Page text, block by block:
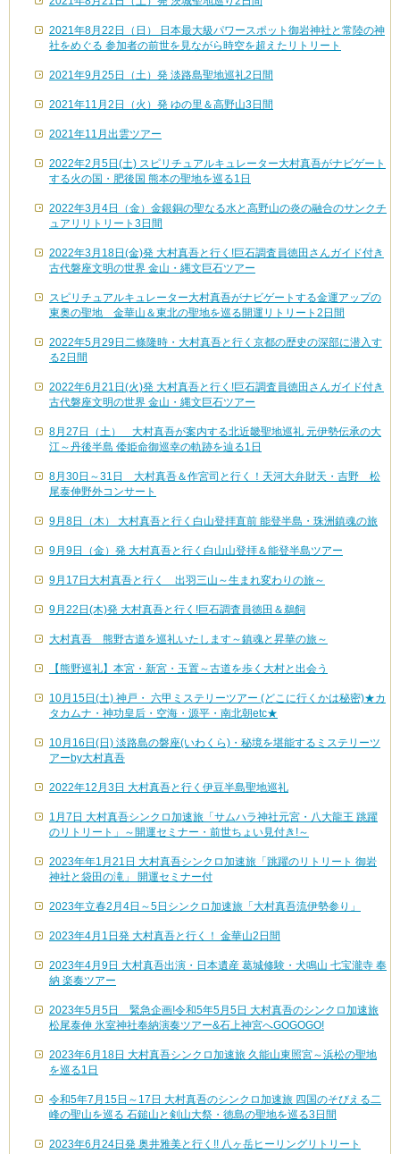
2021年8月22日（日） 日本最大級パワースポット御岩神社と常陸の神
社をめぐる 参加者の前世を見ながら時空を超えたリトリート
2021年9月25日（土）発 淡路島聖地巡礼2日間
2021年11月2日（火）発 ゆの里＆高野山3日間
2021年11月出雲ツアー
2022年2月5日(土) スピリチュアルキュレーター大村真吾がナビゲート
する火の国・肥後国 熊本の聖地を巡る1日
2022年3月4日（金）金銀銅の聖なる水と高野山の炎の融合のサンクチ
ュアリリトリート3日間
2022年3月18日(金)発 大村真吾と行く!巨石調査員徳田さんガイド付き
古代磐座文明の世界 金山・縄文巨石ツアー
スピリチュアルキュレーター大村真吾がナビゲートする金運アップの
東奥の聖地 金華山＆東北の聖地を巡る開運リトリート2日間
2022年5月29日二條隆時・大村真吾と行く京都の歴史の深部に潜入す
る2日間
2022年6月21日(火)発 大村真吾と行く!巨石調査員徳田さんガイド付き
古代磐座文明の世界 金山・縄文巨石ツアー
8月27日（土） 大村真吾が案内する北近畿聖地巡礼 元伊勢伝承の大
江～丹後半島 倭姫命御巡幸の軌跡を辿る1日
8月30日～31日 大村真吾＆作宮司と行く！天河大弁財天・吉野 松
尾泰伸野外コンサート
9月8日（木） 大村真吾と行く白山登拝直前 能登半島・珠洲鎮魂の旅
9月9日（金）発 大村真吾と行く白山山登拝＆能登半島ツアー
9月17日大村真吾と行く 出羽三山～生まれ変わりの旅～
9月22日(木)発 大村真吾と行く!巨石調査員徳田＆鵜飼
大村真吾 熊野古道を巡礼いたします～鎮魂と昇華の旅～
【熊野巡礼】本宮・新宮・玉置～古道を歩く大村と出会う
10月15日(土) 神戸・ 六甲ミステリーツアー (どこに行くかは秘密)★カ
タカムナ・神功皇后・空海・源平・南北朝etc★
10月16日(日) 淡路島の磐座(いわくら)・秘境を堪能するミステリーツ
アーby大村真吾
2022年12月3日 大村真吾と行く伊豆半島聖地巡礼
1月7日 大村真吾シンクロ加速旅「サムハラ神社元宮・八大龍王 跳躍
のリトリート」～開運セミナー・前世ちょい見付き!～
2023年年1月21日 大村真吾シンクロ加速旅「跳躍のリトリート 御岩
神社と袋田の滝」 開運セミナー付
2023年立春2月4日～5日シンクロ加速旅「大村真吾流伊勢参り」
2023年4月1日発 大村真吾と行く！ 金華山2日間
2023年4月9日 大村真吾出演・日本遺産 葛城修験・犬鳴山 七宝瀧寺 奉
納 楽奏ツアー
2023年5月5日 緊急企画!令和5年5月5日 大村真吾のシンクロ加速旅
松尾泰伸 氷室神社奉納演奏ツアー&石上神宮へGOGOGO!
2023年6月18日 大村真吾シンクロ加速旅 久能山東照宮～浜松の聖地
を巡る1日
令和5年7月15日～17日 大村真吾のシンクロ加速旅 四国のそびえる二
峰の聖山を巡る 石鎚山と剣山大祭・徳島の聖地を巡る3日間
2023年6月24日発 奥井雅美と行く!! 八ヶ岳ヒーリングリトリート